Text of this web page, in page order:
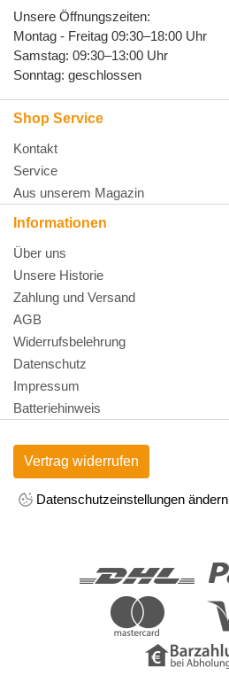
Unsere Öffnungszeiten:
Montag - Freitag 09:30–18:00 Uhr
Samstag: 09:30–13:00 Uhr
Sonntag: geschlossen
Shop Service
Kontakt
Service
Aus unserem Magazin
Informationen
Über uns
Unsere Historie
Zahlung und Versand
AGB
Widerrufsbelehrung
Datenschutz
Impressum
Batteriehinweis
Vertrag widerrufen
Datenschutzeinstellungen ändern